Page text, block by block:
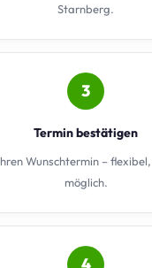
Starnberg.
3
Termin bestätigen
Wunschtermin –
möglich.